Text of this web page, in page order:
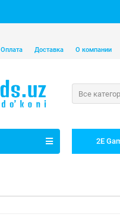
Оплата Доставка О компании
Все
2E